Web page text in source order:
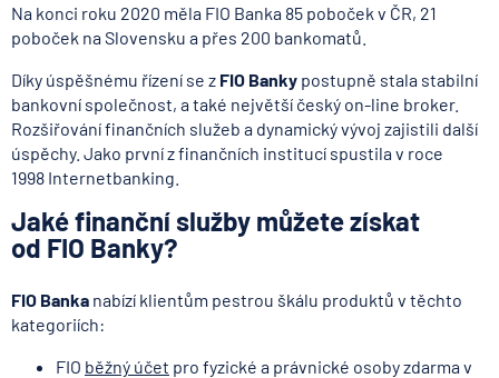
Na konci roku 2020 měla FIO Banka 85 poboček v ČR, 21
poboček na Slovensku a přes 200 bankomatů.
Díky úspěšnému řízení se z FIO Banky postupně stala stabilní
bankovní společnost, a také největší český on-line broker.
Rozšiřování finančních služeb a dynamický vývoj zajistili další
úspěchy. Jako první z finančních institucí spustila v roce
1998 Internetbanking.
Jaké finanční služby můžete získat
od FIO Banky?
FIO Banka nabízí klientům pestrou škálu produktů v těchto
kategoriích:
FIO běžný účet pro fyzické a právnické osoby zdarma v